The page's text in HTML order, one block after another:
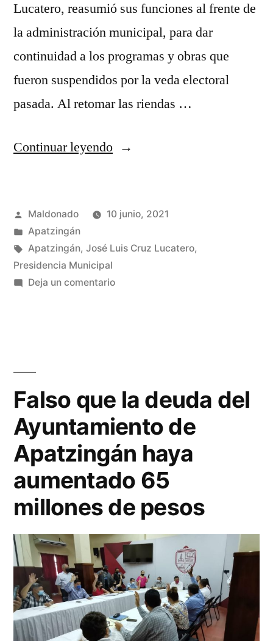
Lucatero, reasumió sus funciones al frente de
la administración municipal, para dar
continuidad a los programas y obras que
fueron suspendidos por la veda electoral
pasada. Al retomar las riendas …
Continuar leyendo“José
reasume
funciones
presidente
Publicado
por
Maldonado
10 junio, 2021
Publicada
en
Apatzingán
Etiquetas:
Apatzingán, José Luis Cruz Lucatero,
Presidencia Municipal
Deja un comentarioen
presidente
municipal
de
Apatzingán
Falso que la deuda del
Ayuntamiento de
Apatzingán haya
aumentado 65
millones de pesos